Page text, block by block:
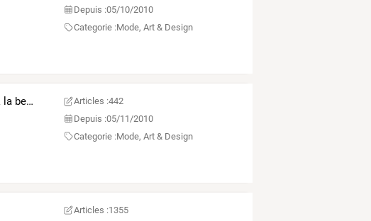
Depuis :05/10/2010
Categorie :Mode, Art & Design
L'avenir appartient a ceux qui croient a la beauté de leurs rêves Articles :442
Depuis :05/11/2010
Categorie :Mode, Art & Design
Articles :1355